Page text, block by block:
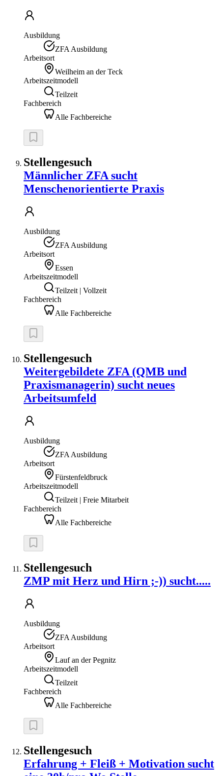
Ausbildung
ZFA Ausbildung
Arbeitsort
Weilheim an der Teck
Arbeitszeitmodell
Teilzeit
Fachbereich
Alle Fachbereiche
Stellengesuch
Männlicher ZFA sucht
Menschenorientierte Praxis
Ausbildung
ZFA Ausbildung
Arbeitsort
Essen
Arbeitszeitmodell
Teilzeit | Vollzeit
Fachbereich
Alle Fachbereiche
Stellengesuch
Weitergebildete ZFA (QMB und
Praxismanagerin) sucht neues
Arbeitsumfeld
Ausbildung
ZFA Ausbildung
Arbeitsort
Fürstenfeldbruck
Arbeitszeitmodell
Teilzeit | Freie Mitarbeit
Fachbereich
Alle Fachbereiche
Stellengesuch
ZMP mit Herz und Hirn ;-)) sucht.....
Ausbildung
ZFA Ausbildung
Arbeitsort
Lauf an der Pegnitz
Arbeitszeitmodell
Teilzeit
Fachbereich
Alle Fachbereiche
Stellengesuch
Erfahrung + Fleiß + Motivation sucht